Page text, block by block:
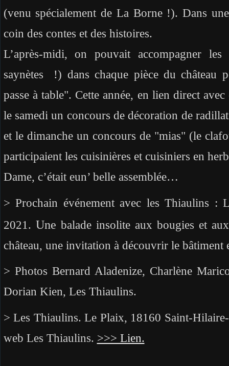
(venu spécialement de La Borne !). Dans
coin des contes et des histoires.
L’après-midi, on pouvait accompagner
saynètes !) dans chaque pièce du château
passe à table". Cette année, en lien direct
le samedi un concours de décoration de
et le dimanche un concours de "mias" (le
participaient les cuisinières et cuisiniers en
Dame, c’était eun’ belle assemblée…
> Prochain événement avec les Thiaulins :
2021 . Une balade insolite aux bougies et
château, une invitation à découvrir le bâtiment
> Photos Bernard Aladenize, Charlène
Dorian Kien, Les Thiaulins.
> Les Thiaulins. Le Plaix, 18160 Saint-
web Les Thiaulins. >>> Lien.